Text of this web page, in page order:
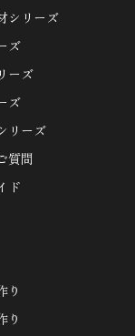
シリーズ
ズ
ーズ
ズ
リーズ
質問
ド
り
り